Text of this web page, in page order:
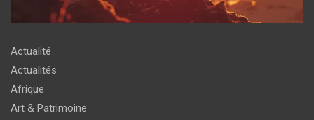
Actualité
Actualités
Afrique
Art & Patrimoine